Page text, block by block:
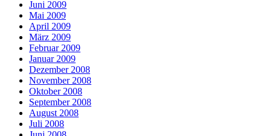
Juni 2009
Mai 2009
April 2009
März 2009
Februar 2009
Januar 2009
Dezember 2008
November 2008
Oktober 2008
September 2008
August 2008
Juli 2008